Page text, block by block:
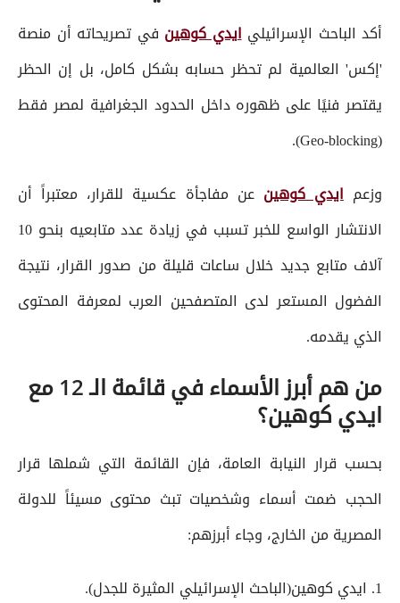
أكد الباحث الإسرائيليايدي كوهين في تصريحاته أن منصة
'إكس' العالمية لم تحظر حسابه بشكل كامل، بل إن الحظر
يقتصر فنيًا على ظهوره داخل الحدود الجغرافية لمصر فقط
(Geo-blocking).
وزعمايدي كوهين عن مفاجأة عكسية للقرار، معتبراً أن
الانتشار الواسع للخبر تسبب في زيادة عدد متابعيه بنحو 10
آلاف متابع جديد خلال ساعات قليلة من صدور القرار، نتيجة
الفضول المستعر لدى المتصفحين العرب لمعرفة المحتوى
الذي يقدمه.
من هم أبرز الأسماء في قائمة الـ 12 مع
ايدي كوهين؟
بحسب قرار النيابة العامة، فإن القائمة التي شملها قرار
الحجب ضمت أسماء وشخصيات تبث محتوى مسيئاً للدولة
المصرية من الخارج، وجاء أبرزهم:
1. ايدي كوهين(الباحث الإسرائيلي المثيرة للجدل).